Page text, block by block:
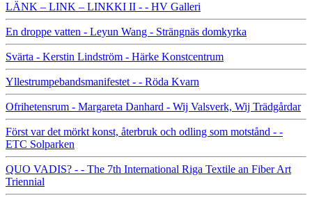
LÄNK – LINK – LINKKI II - - HV Galleri
En droppe vatten - Leyun Wang - Strängnäs domkyrka
Svärta - Kerstin Lindström - Härke Konstcentrum
Yllestrumpebandsmanifestet - - Röda Kvarn
Ofrihetensrum - Margareta Danhard - Wij Valsverk, Wij Trädgårdar
Först var det mörkt konst, återbruk och odling som motstånd - -
ETC Solparken
QUO VADIS? - - The 7th International Riga Textile an Fiber Art
Triennial